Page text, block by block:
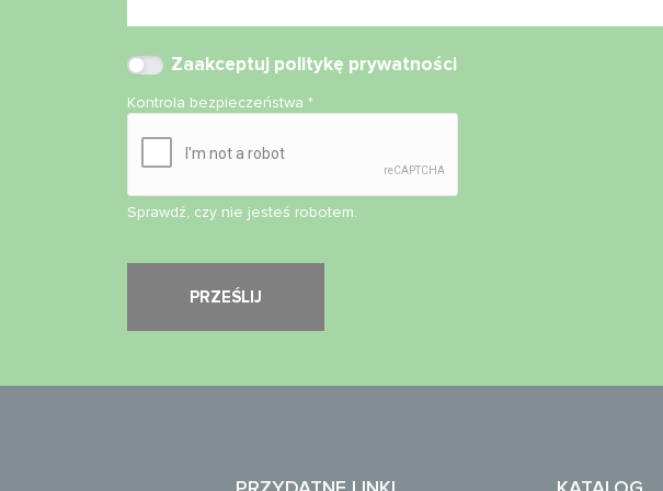
Zaakceptuj politykę prywatności
Kontrola bezpieczeństwa*
Sprawdź, czy nie jesteś robotem.